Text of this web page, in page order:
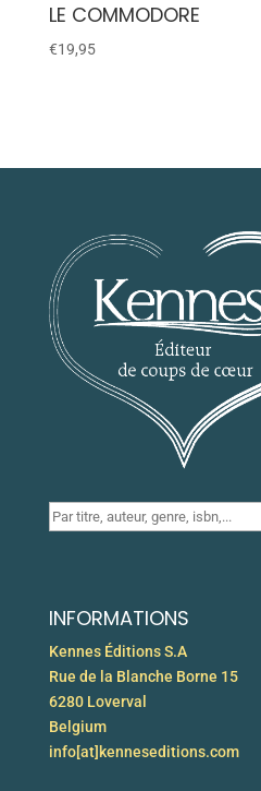
LE COMMODORE
€19,95
INFORMATIONS
Kennes Éditions S.A
Rue de la Blanche Borne 15
6280 Loverval
Belgium
info[at]kenneseditions.com